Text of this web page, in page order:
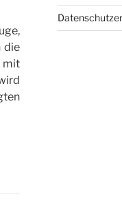
die
mit